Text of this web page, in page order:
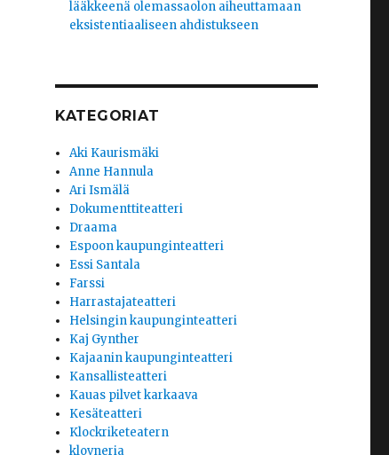
lääkkeenä olemassaolon aiheuttamaan
eksistentiaaliseen ahdistukseen
KATEGORIAT
Aki Kaurismäki
Anne Hannula
Ari Ismälä
Dokumenttiteatteri
Draama
Espoon kaupunginteatteri
Essi Santala
Farssi
Harrastajateatteri
Helsingin kaupunginteatteri
Kaj Gynther
Kajaanin kaupunginteatteri
Kansallisteatteri
Kauas pilvet karkaava
Kesäteatteri
Klockriketeatern
klovneria